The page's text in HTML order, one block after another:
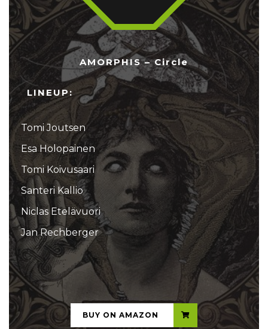
AMORPHIS – Circle
LINEUP:
Tomi Joutsen
Esa Holopainen
Tomi Koivusaari
Santeri Kallio
Niclas Etelävuori
Jan Rechberger
BUY ON AMAZON